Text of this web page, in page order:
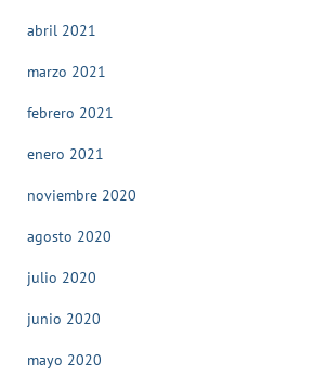
abril 2021
marzo 2021
febrero 2021
enero 2021
noviembre 2020
agosto 2020
julio 2020
junio 2020
mayo 2020